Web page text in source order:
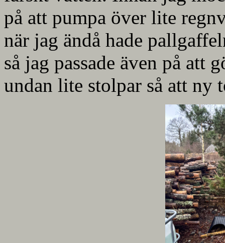
på att pumpa över lite
när jag ändå hade
så jag passade även på att
undan lite stolpar så att ny